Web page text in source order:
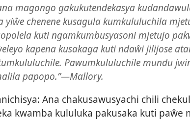
magongo gakukutendekasya
yiŵe chenene kusagula kumkululuchila
kuti ngamkumbusyasoni mjetujo
kapena kusakaga kuti ndaŵi jilijose
Pawumkululuchile mundu
papopo.”—Mallory.
Ana chakusawusyachi chili
kwamba kululuka pakusaka kuti paŵe